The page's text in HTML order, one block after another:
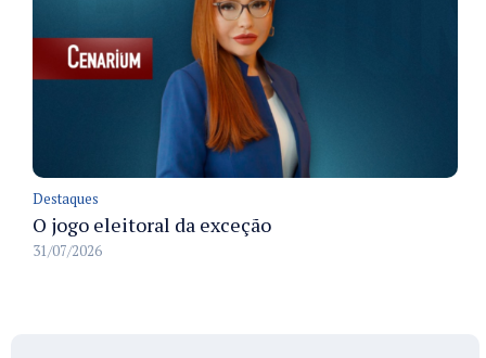
Destaques
O jogo eleitoral da exceção
31/07/2026